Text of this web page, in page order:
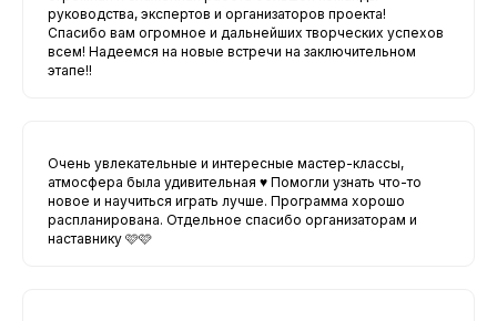
руководства, экспертов и организаторов проекта!
Спасибо вам огромное и дальнейших творческих успехов
всем! Надеемся на новые встречи на заключительном
этапе!!
Очень увлекательные и интересные мастер-классы,
атмосфера была удивительная ♥️ Помогли узнать что-то
новое и научиться играть лучше. Программа хорошо
распланирована. Отдельное спасибо организаторам и
наставнику 🩷🩷